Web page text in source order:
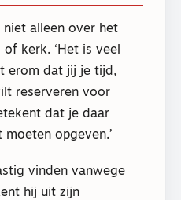
alleen over het
kerk. ‘Het is veel
erom dat jij je tijd,
reserveren voor
dat je daar
opgeven.’
vinden vanwege
hij uit zijn